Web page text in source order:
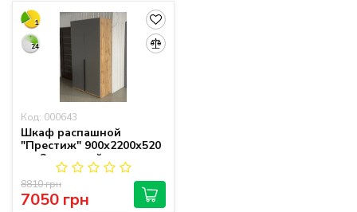
1
24
Код: 000643
Шкаф распашной
"Престиж" 900х2200х520
мм 2-дверный
7050 грн
8810 грн